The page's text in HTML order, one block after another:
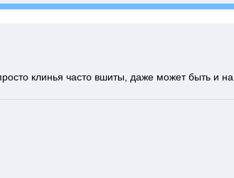
клинья часто вшиты, даже может быть и